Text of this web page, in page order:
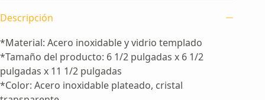
cantidad
Descripción
*Material: Acero inoxidable y vidrio templado
*Tamaño del producto: 6 1/2 pulgadas x 6 1/2
pulgadas x 11 1/2 pulgadas
*Color: Acero inoxidable plateado, cristal